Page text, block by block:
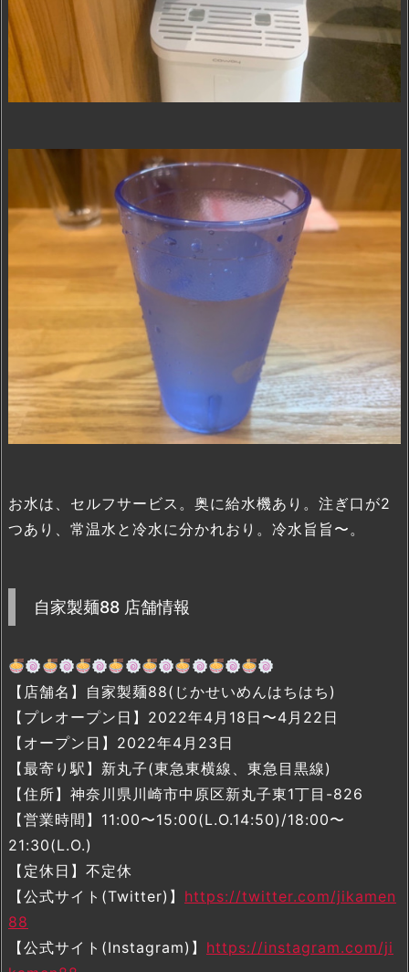
お水は、セルフサービス。奥に給水機あり。注ぎ口が2
つあり、常温水と冷水に分かれおり。冷水旨旨〜。
自家製麺88 店舗情報
【店舗名】自家製麺88(じかせいめんはちはち)
【プレオープン日】2022年4月18日〜4月22日
【オープン日】2022年4月23日
【最寄り駅】新丸子(東急東横線、東急目黒線)
【住所】神奈川県川崎市中原区新丸子東1丁目-826
【営業時間】11:00〜15:00(L.O.14:50)/18:00〜
21:30(L.O.)
【定休日】不定休
【公式サイト(Twitter)】 https://twitter.com/jikamen
88
【公式サイト(Instagram)】 https://instagram.com/ji